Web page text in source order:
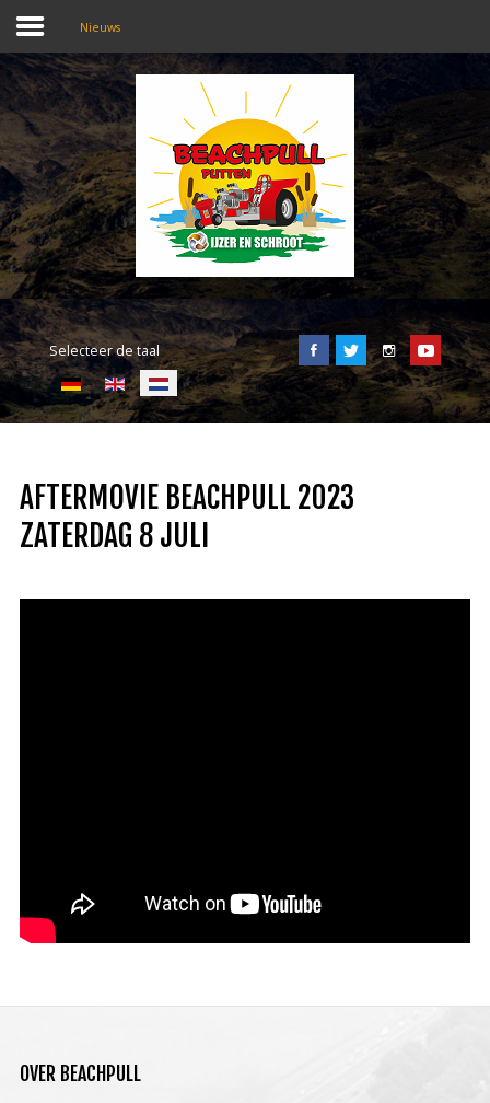
Home
Beachpull
Entree en locatie
Activiteiten
E-Tickets
Nieuws
SEARCHOUR SITE
Selecteer de taal
AFTERMOVIE BEACHPULL 2023
ZATERDAG 8 JULI
OVER BEACHPULL